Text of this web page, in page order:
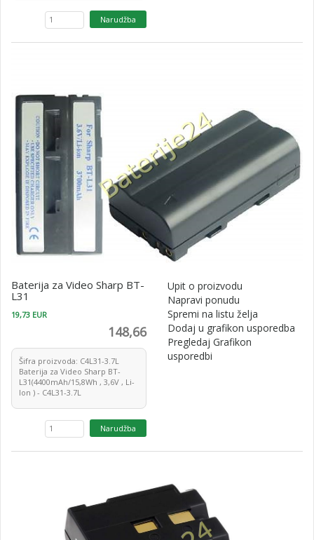
Baterija za Video Sharp BT-
L31
19,73 EUR
148,66
Šifra proizvoda: C4L31-3.7L
Baterija za Video Sharp BT-
L31(4400mAh/15,8Wh , 3,6V , Li-
Ion ) - C4L31-3.7L
Upit o proizvodu
Napravi ponudu
Spremi na listu želja
Dodaj u grafikon usporedba
Pregledaj Grafikon
usporedbi